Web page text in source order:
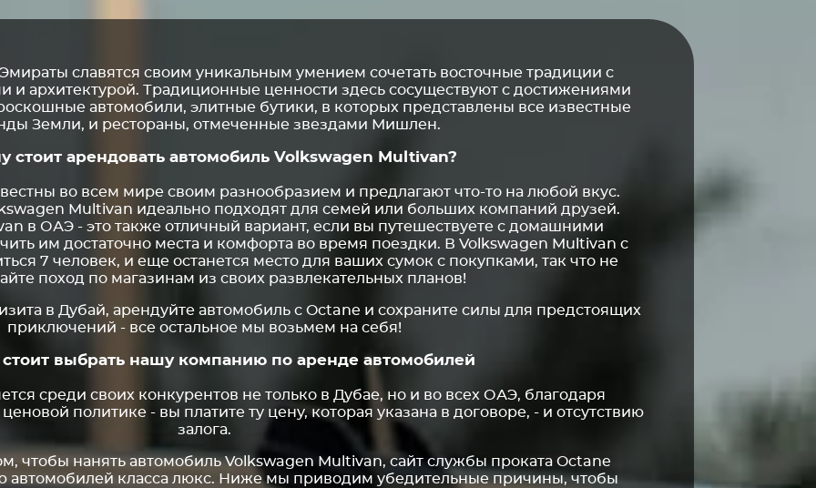
славятся своим уникальным умением сочетать восточные традиции с
и архитектурой. Традиционные ценности здесь сосуществуют с достижениями
автомобили, элитные бутики, в которых представлены все известные
Земли, и рестораны, отмеченные звездами Мишлен.
стоит арендовать автомобиль Volkswagen Multivan?
во всем мире своим разнообразием и предлагают что-то на любой вкус.
Multivan идеально подходят для семей или больших компаний друзей.
в ОАЭ - это также отличный вариант, если вы путешествуете с домашними
им достаточно места и комфорта во время поездки. В Volkswagen Multivan с
7 человек, и еще останется место для ваших сумок с покупками, так что не
поход по магазинам из своих развлекательных планов!
в Дубай, арендуйте автомобиль с Octane и сохраните силы для предстоящих
приключений - все остальное мы возьмем на себя!
выбрать нашу компанию по аренде автомобилей
среди своих конкурентов не только в Дубае, но и во всех ОАЭ, благодаря
политике - вы платите ту цену, которая указана в договоре, - и отсутствию
залога.
чтобы нанять автомобиль Volkswagen Multivan, сайт службы проката Octane
автомобилей класса люкс. Ниже мы приводим убедительные причины, чтобы